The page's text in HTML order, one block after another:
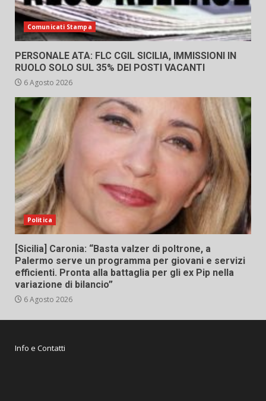
Comunicati Stampa
PERSONALE ATA: FLC CGIL SICILIA, IMMISSIONI IN
RUOLO SOLO SUL 35% DEI POSTI VACANTI
6 Agosto 2026
Politica
[Sicilia] Caronia: “Basta valzer di poltrone, a
Palermo serve un programma per giovani e servizi
efficienti. Pronta alla battaglia per gli ex Pip nella
variazione di bilancio”
6 Agosto 2026
Info e Contatti